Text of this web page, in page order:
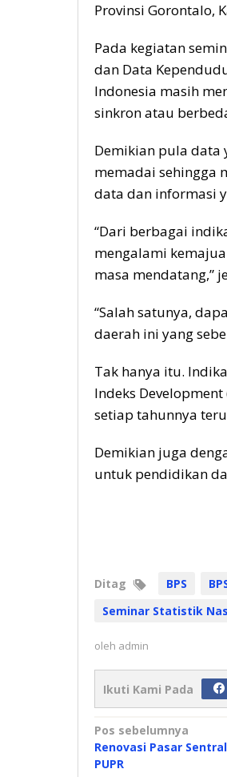
Provinsi Gorontalo,
Pada kegiatan
dan Data
Indonesia masih
sinkron atau
Demikian pula data
memadai sehingga
data dan informasi
“Dari berbagai
mengalami
masa mendatang,”
“Salah satunya,
daerah ini yang
Tak hanya itu.
Indeks
setiap tahunnya
Demikian juga
untuk pendidikan
Ditag BPS
Seminar Statistik
oleh admin
Ikuti Kami Pada
Navigasi
pos
Pos sebelumnya
Renovasi Pasar
PUPR